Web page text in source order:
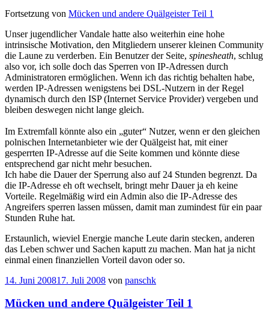
Fortsetzung von Mücken und andere Quälgeister Teil 1
Unser jugendlicher Vandale hatte also weiterhin eine hohe
intrinsische Motivation, den Mitgliedern unserer kleinen Community
die Laune zu verderben. Ein Benutzer der Seite, spinesheath, schlug
also vor, ich solle doch das Sperren von IP-Adressen durch
Administratoren ermöglichen. Wenn ich das richtig behalten habe,
werden IP-Adressen wenigstens bei DSL-Nutzern in der Regel
dynamisch durch den ISP (Internet Service Provider) vergeben und
bleiben deswegen nicht lange gleich.
Im Extremfall könnte also ein „guter“ Nutzer, wenn er den gleichen
polnischen Internetanbieter wie der Quälgeist hat, mit einer
gesperrten IP-Adresse auf die Seite kommen und könnte diese
entsprechend gar nicht mehr besuchen.
Ich habe die Dauer der Sperrung also auf 24 Stunden begrenzt. Da
die IP-Adresse eh oft wechselt, bringt mehr Dauer ja eh keine
Vorteile. Regelmäßig wird ein Admin also die IP-Adresse des
Angreifers sperren lassen müssen, damit man zumindest für ein paar
Stunden Ruhe hat.
Erstaunlich, wieviel Energie manche Leute darin stecken, anderen
das Leben schwer und Sachen kaputt zu machen. Man hat ja nicht
einmal einen finanziellen Vorteil davon oder so.
14. Juni 200817. Juli 2008 von panschk
Mücken und andere Quälgeister Teil 1